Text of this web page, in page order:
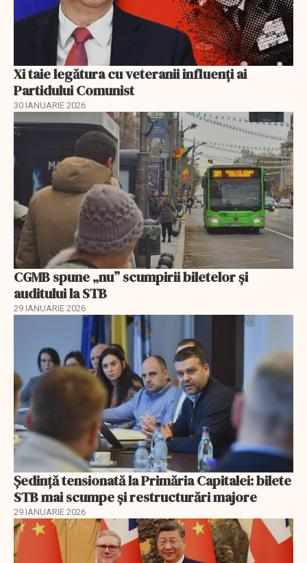
Xi taie legătura cu veteranii influenți ai
Partidului Comunist
30 IANUARIE 2026
CGMB spune „nu” scumpirii biletelor și
auditului la STB
29 IANUARIE 2026
Ședință tensionată la Primăria Capitalei: bilete
STB mai scumpe și restructurări majore
29 IANUARIE 2026